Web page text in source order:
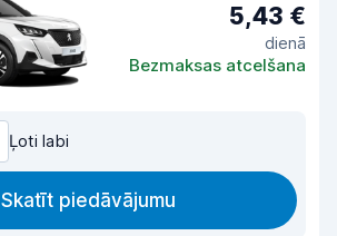
5,43 €
dienā
Bezmaksas atcelšana
Ļoti labi
Skatīt piedāvājumu